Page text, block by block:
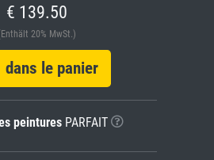
€ 139.50
20% MwSt.)
le panier
peinturesPARFAIT